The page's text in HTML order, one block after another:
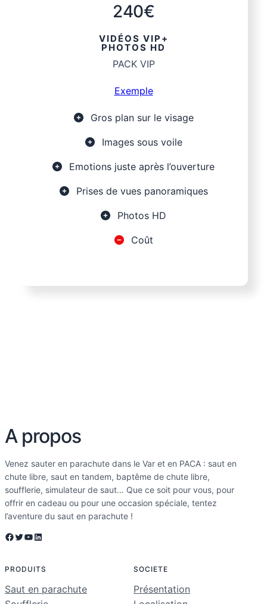
240€
VIDÉOS VIP+
PHOTOS HD
PACK VIP
Exemple
Gros plan sur le visage
Images sous voile
Emotions juste après l’ouverture
Prises de vues panoramiques
Photos HD
Coût
A propos
Venez sauter en parachute dans le Var et en PACA : saut en
chute libre, saut en tandem, baptême de chute libre,
soufflerie, simulateur de saut… Que ce soit pour vous, pour
offrir en cadeau ou pour une occasion spéciale, tentez
l’aventure du saut en parachute !
Facebook Twitter YouTube LinkedIn
PRODUITS
Saut en parachute
SOCIETE
Présentation